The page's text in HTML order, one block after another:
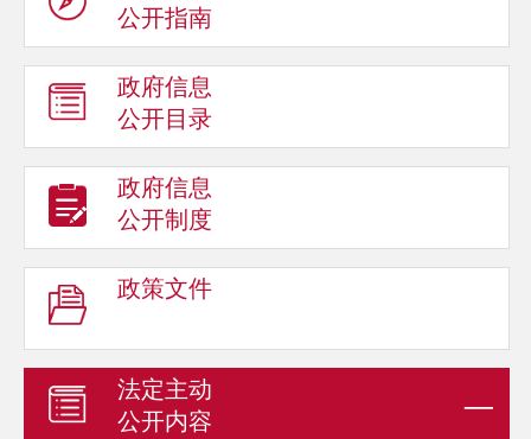
公开指南
政府信息
公开目录
政府信息
公开制度
政策文件
法定主动
公开内容